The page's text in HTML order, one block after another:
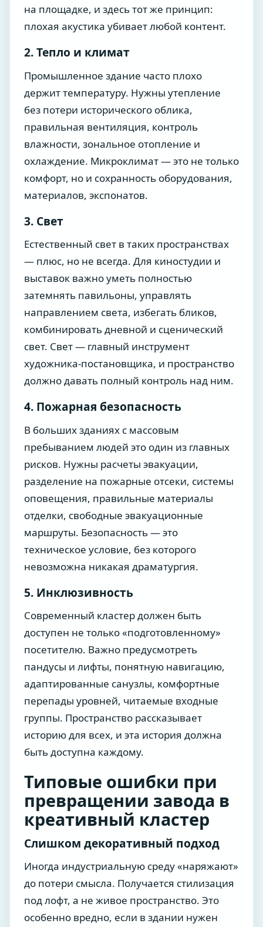
на площадке, и здесь тот же принцип:
плохая акустика убивает любой контент.
2. Тепло и климат
Промышленное здание часто плохо
держит температуру. Нужны утепление
без потери исторического облика,
правильная вентиляция, контроль
влажности, зональное отопление и
охлаждение. Микроклимат — это не только
комфорт, но и сохранность оборудования,
материалов, экспонатов.
3. Свет
Естественный свет в таких пространствах
— плюс, но не всегда. Для киностудии и
выставок важно уметь полностью
затемнять павильоны, управлять
направлением света, избегать бликов,
комбинировать дневной и сценический
свет. Свет — главный инструмент
художника-постановщика, и пространство
должно давать полный контроль над ним.
4. Пожарная безопасность
В больших зданиях с массовым
пребыванием людей это один из главных
рисков. Нужны расчеты эвакуации,
разделение на пожарные отсеки, системы
оповещения, правильные материалы
отделки, свободные эвакуационные
маршруты. Безопасность — это
техническое условие, без которого
невозможна никакая драматургия.
5. Инклюзивность
Современный кластер должен быть
доступен не только «подготовленному»
посетителю. Важно предусмотреть
пандусы и лифты, понятную навигацию,
адаптированные санузлы, комфортные
перепады уровней, читаемые входные
группы. Пространство рассказывает
историю для всех, и эта история должна
быть доступна каждому.
Типовые ошибки при
превращении завода в
креативный кластер
Слишком декоративный подход
Иногда индустриальную среду «наряжают»
до потери смысла. Получается стилизация
под лофт, а не живое пространство. Это
особенно вредно, если в здании нужен